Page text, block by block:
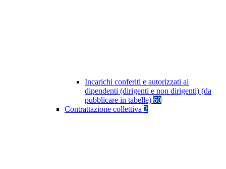
Incarichi conferiti e autorizzati ai
dipendenti (dirigenti e non dirigenti) (da
pubblicare in tabelle) 60
Contrattazione collettiva 2